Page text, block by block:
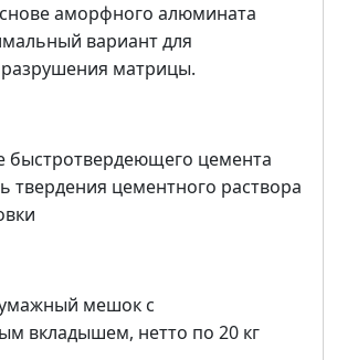
аморфного алюмината
вариант для
матрицы.
быстротвердеющего цемента
твердения цементного раствора
мешок с
вкладышем, нетто по 20 кг